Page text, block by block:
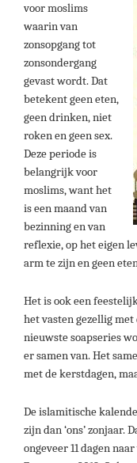
voor moslims
waarin van
zonsopgang tot
zonsondergang
gevast wordt. Dat
betekent geen eten,
geen drinken, niet
roken en geen sex.
Deze periode is
belangrijk voor
moslims, want het
is een maand van
bezinning en van
reflexie, op het eigen
arm te zijn en geen
Het is ook een
het vasten gezellig
nieuwste soapseries
er samen van. Het
met de kerstdagen,
De islamitische
zijn dan ‘ons’ zonjaar.
ongeveer 11 dagen